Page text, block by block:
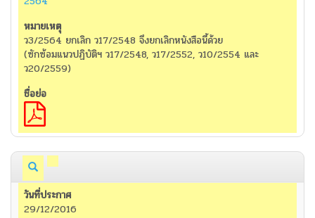
ว3/2564 ยกเลิก ว17/2548 จึงยกเลิกหนังสือนี้ด้วย
(ซักซ้อมแนวปฏิบัติฯ ว17/2548, ว17/2552, ว10/2554 และ
ว20/2559)
29/12/2016